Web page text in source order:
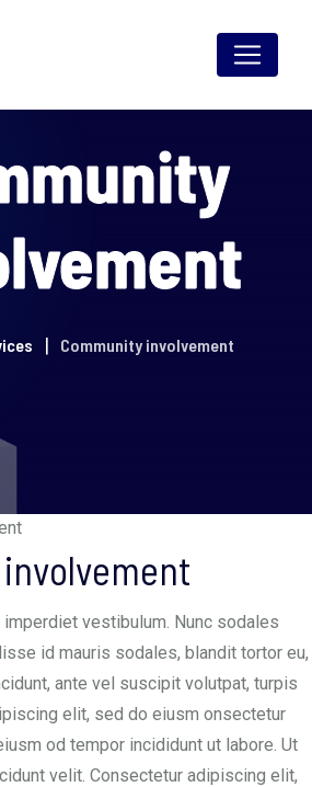
Community involvement
vestibulum. Nunc sodales
id mauris sodales, blandit tortor eu,
ante vel suscipit volutpat, turpis
elit, sed do eiusm onsectetur
od tempor incididunt ut labore. Ut
velit. Consectetur adipiscing elit,